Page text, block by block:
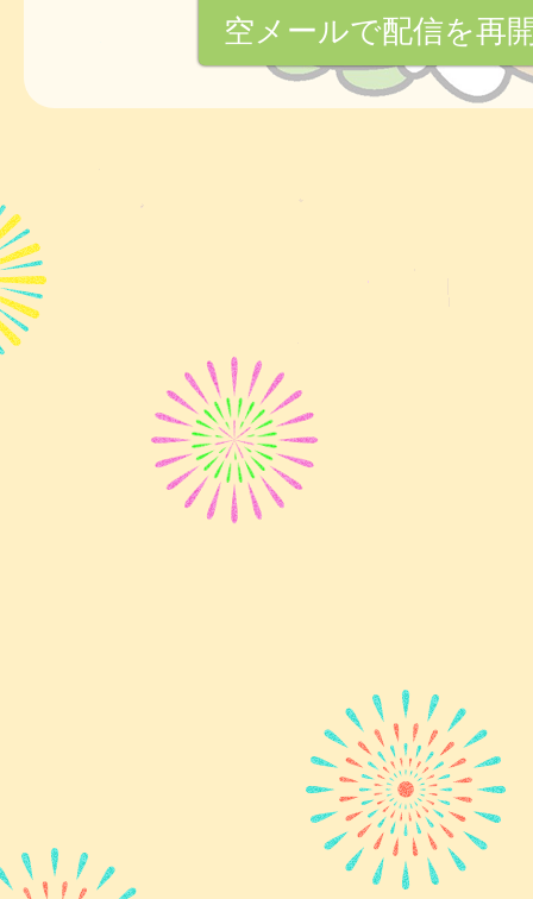
空メールで配信を再